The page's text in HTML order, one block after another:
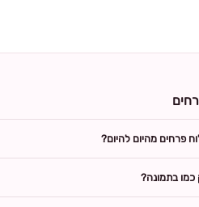
פרחים מהיום להיום?
כמו בתמונה?